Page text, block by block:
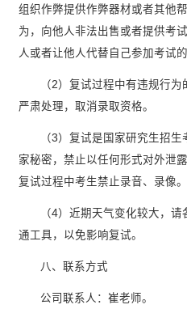
组织作弊提供作弊器材或者其他
为，向他人非法出售或者提供考
人或者让他人代替自己参加考试
（2）复试过程中有违规行
严肃处理，取消录取资格。
（3）复试是国家研究生招
家秘密，禁止以任何形式对外泄
复试过程中考生禁止录音、录像
（4）近期天气变化较大，
通工具，以免影响复试。
八、联系方式
公司联系人：崔老师。